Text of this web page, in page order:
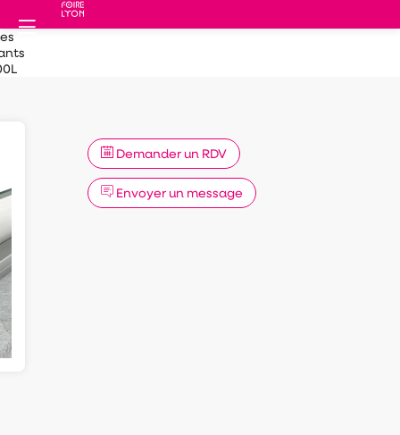
Demander un RDV
Envoyer un message